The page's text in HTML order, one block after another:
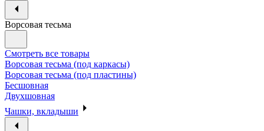
Ворсовая тесьма
Смотреть все товары
Ворсовая тесьма (под каркасы)
Ворсовая тесьма (под пластины)
Бесшовная
Двухшовная
Чашки, вкладыши